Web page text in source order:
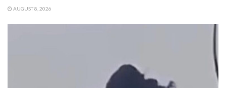
AUGUST 8, 2026